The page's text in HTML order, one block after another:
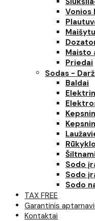
Vonios
Maisto
Priedai
Sodas -
Baldai
Sodo
Sodo
Sodo
TAX FREE
Garantinis
Kontaktai